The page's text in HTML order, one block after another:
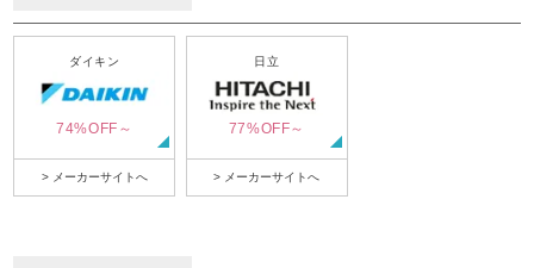
ダイキン
74%OFF～
> メーカーサイトへ
日立
77%OFF～
> メーカーサイトへ